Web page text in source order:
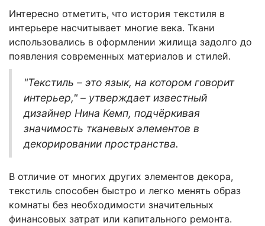
Интересно отметить, что история текстиля в
интерьере насчитывает многие века. Ткани
использовались в оформлении жилища задолго до
появления современных материалов и стилей.
"Текстиль – это язык, на котором говорит
интерьер," – утверждает известный
дизайнер Нина Кемп, подчёркивая
значимость тканевых элементов в
декорировании пространства.
В отличие от многих других элементов декора,
текстиль способен быстро и легко менять образ
комнаты без необходимости значительных
финансовых затрат или капитального ремонта.